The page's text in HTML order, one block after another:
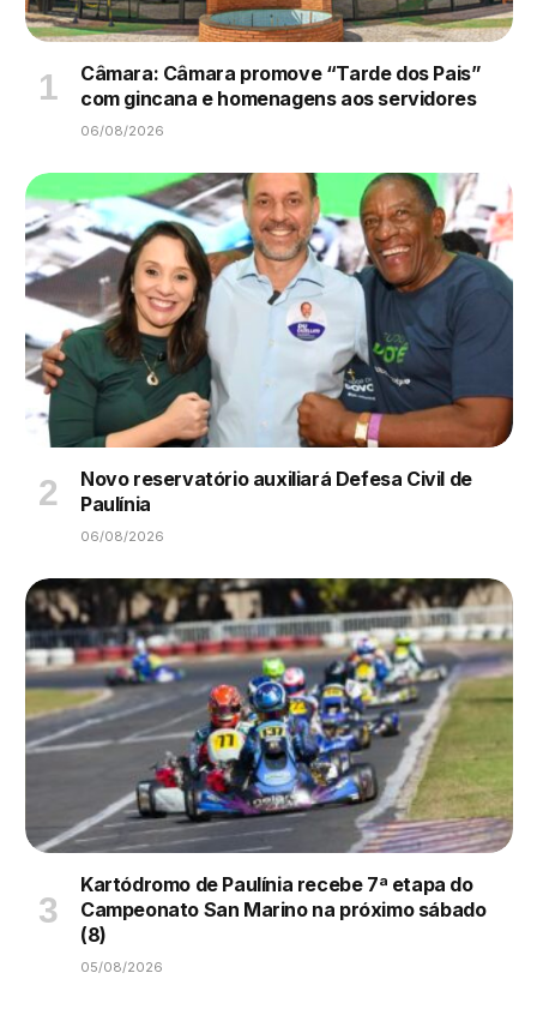
Câmara: Câmara promove “Tarde dos Pais”
com gincana e homenagens aos servidores
06/08/2026
Novo reservatório auxiliará Defesa Civil de
Paulínia
06/08/2026
Kartódromo de Paulínia recebe 7ª etapa do
Campeonato San Marino na próximo sábado
(8)
05/08/2026